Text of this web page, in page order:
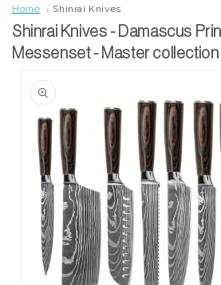
Home Shinrai Knives
Shinrai Knives - Damascus
Messenset - Master collection
naar productinformatie